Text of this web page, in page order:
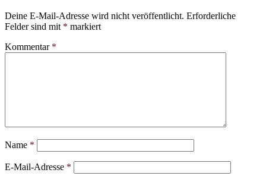
Deine E-Mail-Adresse wird nicht veröffentlicht. Erforderliche
Felder sind mit * markiert
Kommentar *
Name *
E-Mail-Adresse *